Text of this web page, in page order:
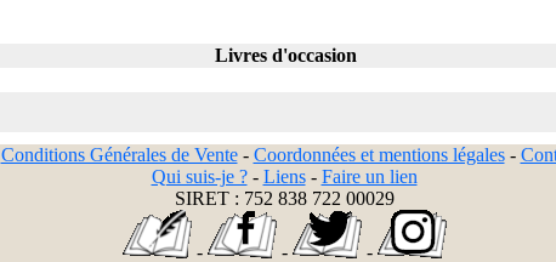
Livres d'occasion
Conditions Générales de Vente- Coordonnées et mentions légales-
Qui suis-je ?- Liens- Faire un lien
SIRET : 752 838 722 00029
- - -